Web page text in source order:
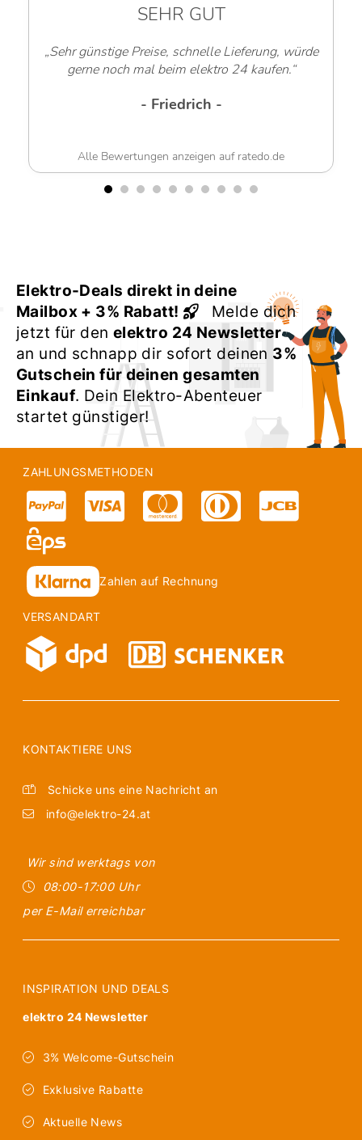
SEHR GUT
„Sehr günstige Preise, schnelle Lieferung, würde
gerne noch mal beim elektro 24 kaufen.“
- Friedrich -
Alle Bewertungen anzeigen auf ratedo.de
Elektro-Deals direkt in deine
Mailbox + 3% Rabatt!
Melde dich
jetzt für denelektro 24 Newsletter
an und schnapp dir sofort deinen 3%
Gutschein für deinen gesamten
Einkauf. Dein Elektro-Abenteuer
startet günstiger!
ZAHLUNGSMETHODEN
Zahlen auf Rechnung
VERSANDART
KONTAKTIERE UNS
Schicke uns eine Nachricht an
info@elektro-24.at
Wir sind werktags von
08:00-17:00 Uhr
per E-Mail erreichbar
INSPIRATION UND DEALS
elektro 24 Newsletter
3% Welcome-Gutschein
Exklusive Rabatte
Aktuelle News